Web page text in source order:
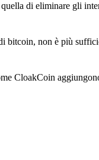
di eliminare gli
bitcoin, non è più
CloakCoin